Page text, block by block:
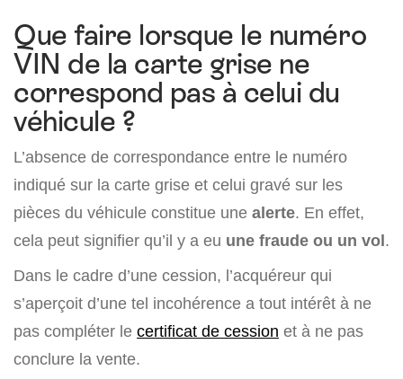
Que faire lorsque le numéro
VIN de la carte grise ne
correspond pas à celui du
véhicule ?
L’absence de correspondance entre le numéro
indiqué sur la carte grise et celui gravé sur les
pièces du véhicule constitue une alerte. En effet,
cela peut signifier qu’il y a eu une fraude ou un vol.
Dans le cadre d’une cession, l’acquéreur qui
s’aperçoit d’une tel incohérence a tout intérêt à ne
pas compléter le certificat de cession et à ne pas
conclure la vente.